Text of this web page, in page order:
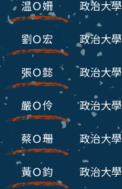
温Ｏ姍 政治大學
劉Ｏ宏 政治大學
張Ｏ懿 政治大學
嚴Ｏ伶 政治大學
蔡Ｏ珊 政治大學
黃Ｏ鈞 政治大學